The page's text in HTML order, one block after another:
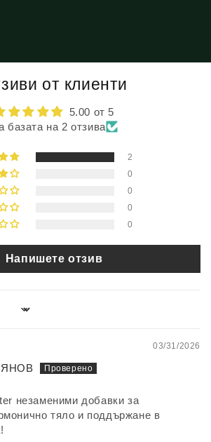
от клиенти
5.00 от 5
базата на 2 отзива
2
0
0
0
0
Напишете отзив
03/31/2026
незаменими добавки за
тяло и поддържане в